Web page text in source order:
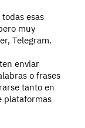
esas
muy
Telegram.
enviar
o frases
tanto en
plataformas